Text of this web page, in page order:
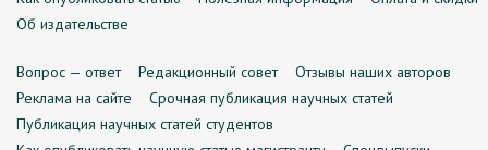
Об издательстве
Вопрос — ответ Редакционный совет
Отзывы наших авторов
Реклама на сайте
Срочная публикация научных статей
Публикация научных статей студентов